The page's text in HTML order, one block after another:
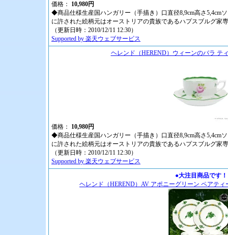
価格： 10,980円
◆商品仕様生産国ハンガリー（手描き）口直径8,9cm高さ5,4cm
に許された絵柄元はオーストリアの貴族であるハプスブルグ家
（更新日時：2010/12/11 12:30）
Supported by 楽天ウェブサービス
ヘレンド（HEREND）ウィーンのバラ テ
価格： 10,980円
◆商品仕様生産国ハンガリー（手描き）口直径8,9cm高さ5,4cm
に許された絵柄元はオーストリアの貴族であるハプスブルグ家
（更新日時：2010/12/11 12:30）
Supported by 楽天ウェブサービス
●大注目商品です！
ヘレンド（HEREND）AV アポニーグリーン ペアテ